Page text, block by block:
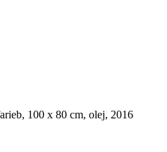
100 x 80 cm, olej, 2016